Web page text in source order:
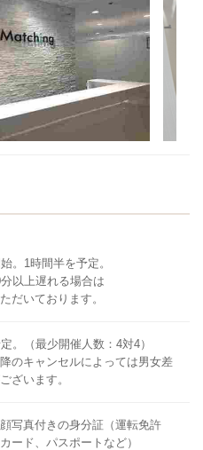
。1時間半を予定。
以上遅れる場合は
だいております。
。（最少開催人数：4対4）
のキャンセルによっては男女差
ざいます。
写真付きの身分証（運転免許
ード、パスポートなど）